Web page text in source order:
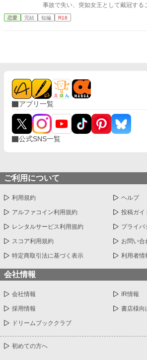
事故で失い、突如女王として戴冠する
支え続けた。 それから幾つもの困難
ェリーナと婚姻を結び、単なる女王の
恋愛 完結 短編 R18
アプリ一覧
公式SNS一覧
ご利用について
利用規約 ヘルプ
アルファコイン利用規約 投稿ガイ
レンタルサービス利用規約 プライバ
スコア利用規約 お問い合
特定商取引法に基づく表示 利用者情
会社情報
会社情報 IR情報
採用情報 書店様向
ドリームブッククラブ
初めての方へ